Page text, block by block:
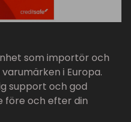
som importör och
i Europa.
support och god
före och efter din